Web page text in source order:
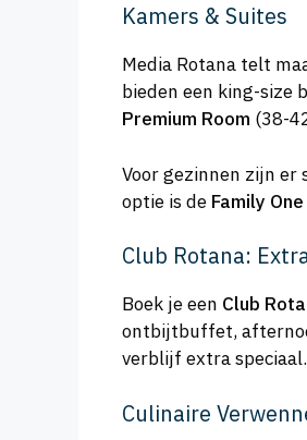
Kamers & Suites
Media Rotana telt
bieden een king-size
Premium Room (38-
Voor gezinnen zijn er
optie is de Family
Club Rotana:
Boek je een Club
ontbijtbuffet,
verblijf extra speciaal.
Culinaire